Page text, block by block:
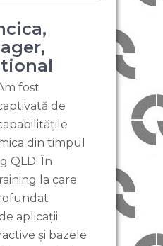
fost
de
din timpul
QLD. În
la care
aplicații
și bazele